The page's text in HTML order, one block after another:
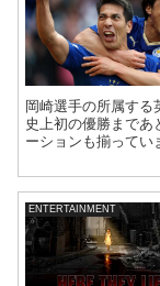
岡崎選手の所属する
史上初の優勝まであ
ーションも揃ってい
ENTERTAINMENT